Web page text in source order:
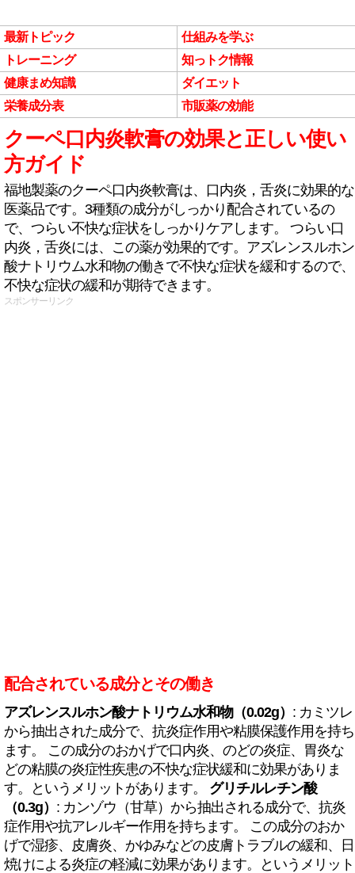
最新トピック
仕組みを学ぶ
トレーニング
知っトク情報
健康まめ知識
ダイエット
栄養成分表
市販薬の効能
クーペ口内炎軟膏の効果と正しい使い
方ガイド
福地製薬のクーペ口内炎軟膏は、口内炎，舌炎に効果的な
医薬品です。3種類の成分がしっかり配合されているの
で、つらい不快な症状をしっかりケアします。 つらい口
内炎，舌炎には、この薬が効果的です。アズレンスルホン
酸ナトリウム水和物の働きで不快な症状を緩和するので、
不快な症状の緩和が期待できます。
スポンサーリンク
配合されている成分とその働き
アズレンスルホン酸ナトリウム水和物（0.02g） : カミツレ
から抽出された成分で、抗炎症作用や粘膜保護作用を持ち
ます。 この成分のおかげで口内炎、のどの炎症、胃炎な
どの粘膜の炎症性疾患の不快な症状緩和に効果がありま
す。というメリットがあります。 グリチルレチン酸
（0.3g） : カンゾウ（甘草）から抽出される成分で、抗炎
症作用や抗アレルギー作用を持ちます。 この成分のおか
げで湿疹、皮膚炎、かゆみなどの皮膚トラブルの緩和、日
焼けによる炎症の軽減に効果があります。というメリット